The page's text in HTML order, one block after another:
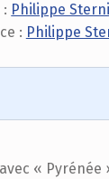
Philippe
: Philippe
« Pyrénée